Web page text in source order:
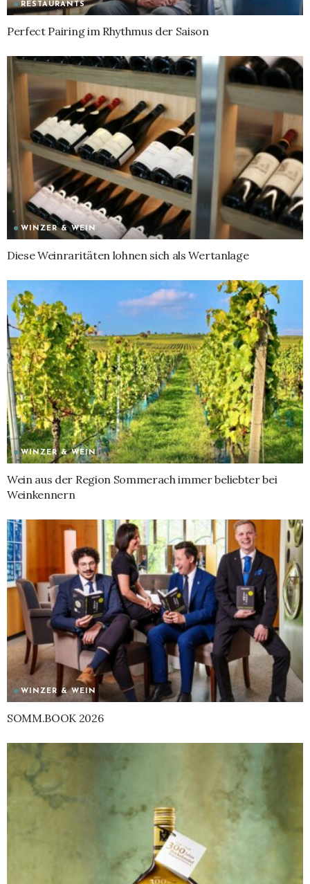
RESTAURANTS
Perfect Pairing im Rhythmus der Saison
WINZER & WEIN
Diese Weinraritäten lohnen sich als Wertanlage
WINZER & WEIN
Wein aus der Region Sommerach immer beliebter bei
Weinkennern
WINZER & WEIN
SOMM.BOOK 2026